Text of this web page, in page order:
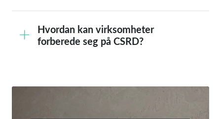
Hvordan kan virksomheter
forberede seg på CSRD?